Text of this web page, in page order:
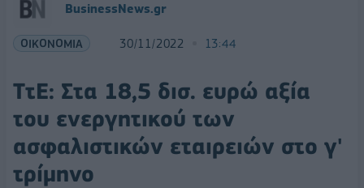
BusinessNews.gr
ΟΙΚΟΝΟΜΙΑ 30/11/2022 13:44
ΤτΕ: Στα 18,5 δισ. ευρώ αξία
του ενεργητικού των
ασφαλιστικών εταιρειών στο γ'
τρίμηνο